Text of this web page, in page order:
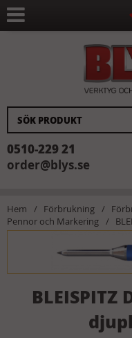
0510-229 21
order@blys.se
Hem Förbrukning
Pennor och Markering